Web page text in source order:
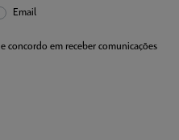
Email
e concordo em receber comunicações